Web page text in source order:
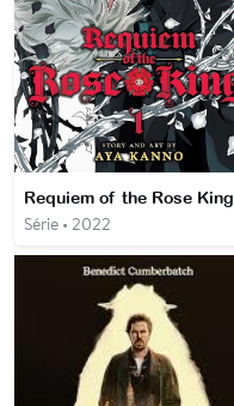
Requiem of the Rose King
Série • 2022